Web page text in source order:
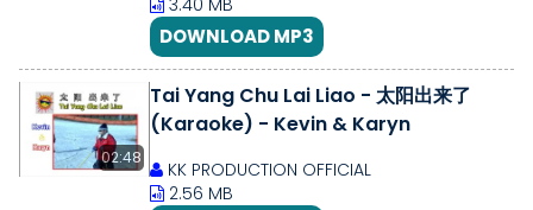
3.40 MB
DOWNLOAD MP3
02:48
Tai Yang Chu Lai Liao - 太阳出来了
(Karaoke) - Kevin & Karyn
KK PRODUCTION OFFICIAL
2.56 MB